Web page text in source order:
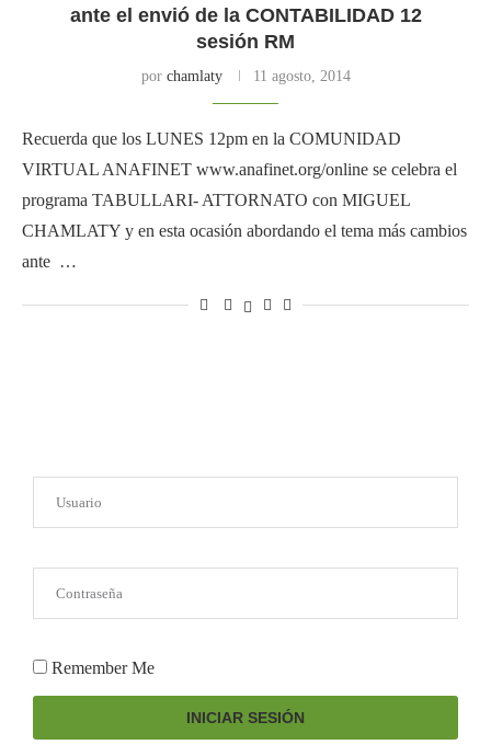
ante el envió de la CONTABILIDAD 12
sesión RM
por chamlaty 11 agosto, 2014
Recuerda que los LUNES 12pm en la COMUNIDAD
VIRTUAL ANAFINET www.anafinet.org/online se celebra el
programa TABULLARI- ATTORNATO con MIGUEL
CHAMLATY y en esta ocasión abordando el tema más cambios
ante …
Remember Me
INICIAR SESIÓN